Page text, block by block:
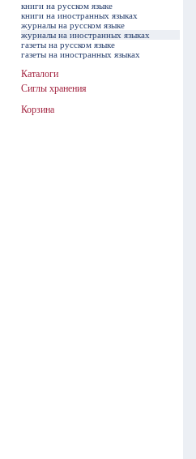
книги на русском языке
книги на иностранных языках
журналы на русском языке
журналы на иностранных языках
газеты на русском языке
газеты на иностранных языках
Каталоги
Сиглы хранения
Корзина